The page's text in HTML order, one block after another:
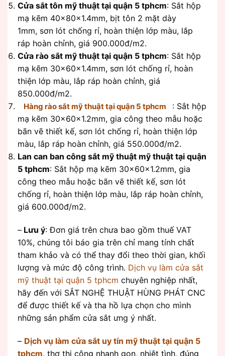
Cửa sắt tôn mỹ thuật tại quận 5 tphcm: Sắt hộp
mạ kẽm 40x80x1.4mm, bịt tôn 2 mặt dày
1mm, sơn lót chống rỉ, hoàn thiện lớp màu, lắp
ráp hoàn chỉnh, giá 900.000đ/m2.
Cửa rào sắt mỹ thuật tại quận 5 tphcm: Sắt hộp
mạ kẽm 30x60x1.4mm, sơn lót chống rỉ, hoàn
thiện lớp màu, lắp ráp hoàn chỉnh, giá
850.000đ/m2.
Hàng rào sắt mỹ thuật tại quận 5 tphcm
: Sắt hộp
mạ kẽm 30x60x1.2mm, gia công theo mẫu hoặc
bãn vẽ thiết kế, sơn lót chống rỉ, hoàn thiện lớp
màu, lắp ráp hoàn chỉnh, giá 550.000đ/m2.
Lan can ban công sắt mỹ thuật mỹ thuật tại quận
5 tphcm: Sắt hộp mạ kẽm 30x60x1.2mm, gia
công theo mẫu hoặc bãn vẽ thiết kế, sơn lót
chống rỉ, hoàn thiện lớp màu, lắp ráp hoàn chỉnh,
giá 600.000đ/m2.
– Lưu ý: Đơn giá trên chưa bao gồm thuế VAT
10%, chúng tôi báo gia trên chỉ mang tính chất
tham khảo và có thể thay đổi theo thời gian, khối
lượng và mức độ công trình. Dịch vụ làm cửa sắt
mỹ thuật tại quận 5 tphcm chuyên nghiệp nhất,
hãy đến với SẮT NGHỆ THUẬT HÙNG PHÁT CNC
để được thiết kế và tha hồ lựa chọn cho mình
những sản phẩm cửa sắt ưng ý nhất.
– Dịch vụ làm cửa sắt uy tín mỹ thuật tại quận 5
tphcm, thợ thi công nhanh gọn, nhiệt tình, đúng